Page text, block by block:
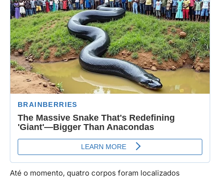
Até o momento, quatro corpos foram localizados